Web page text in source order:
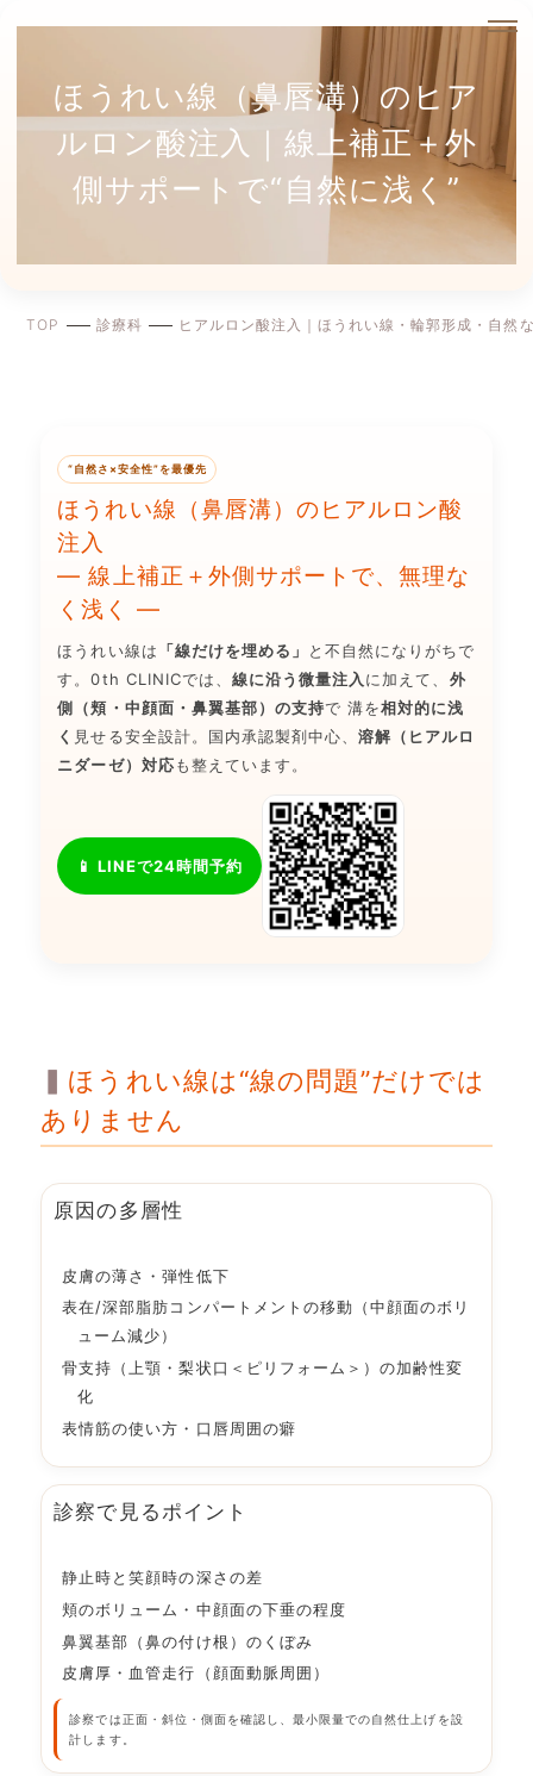
ほうれい線（鼻唇溝）のヒア
ルロン酸注入｜線上補正＋外
側サポートで“自然に浅く”
TOP 診療科 ヒアルロン酸注入｜ほうれい線・輪郭形成・自然
“自然さ×安全性”を最優先
ほうれい線（鼻唇溝）のヒアルロン酸
注入
— 線上補正＋外側サポートで、無理な
く浅く —
ほうれい線は 「線だけを埋める」
と不自然になりがちで
す。0th CLINICでは、 線に沿う微量注入 に加えて、 外
側（頬・中顔面・鼻翼基部）の支持で 溝を相対的に浅
く 見せる安全設計。国内承認製剤中心、溶解（ヒアルロ
ニダーゼ）対応も整えています。
📱 LINEで24時間予約
ほうれい線は“線の問題”だけでは
ありません
原因の多層性
皮膚の薄さ・弾性低下
表在/深部脂肪コンパートメントの移動（中顔面のボリ
ューム減少）
骨支持（上顎・梨状口＜ピリフォーム＞）の加齢性変
化
表情筋の使い方・口唇周囲の癖
診察で見るポイント
静止時と笑顔時の深さの差
頬のボリューム・中顔面の下垂の程度
鼻翼基部（鼻の付け根）のくぼみ
皮膚厚・血管走行（顔面動脈周囲）
診察では正面・斜位・側面を確認し、最小限量での自然仕上げを設
計します。